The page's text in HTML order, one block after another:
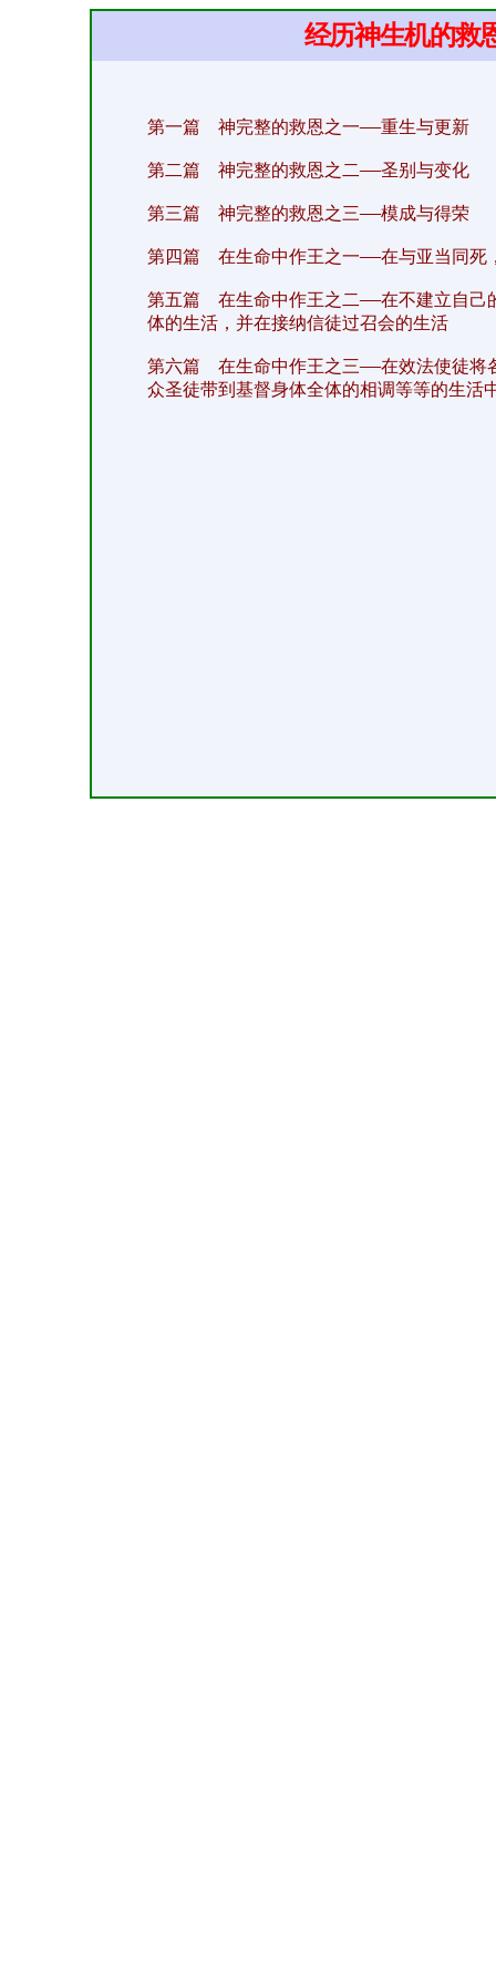
经历神生机的救
第一篇 神完整的救恩之一—重生与更新
第二篇 神完整的救恩之二—圣别与变化
第三篇 神完整的救恩之三—模成与得荣
第四篇 在生命中作王之一—在与亚当同死
第五篇 在生命中作王之二—在不建立自己
体的生活，并在接纳信徒过召会的生活
第六篇 在生命中作王之三—在效法使徒将
众圣徒带到基督身体全体的相调等等的生活